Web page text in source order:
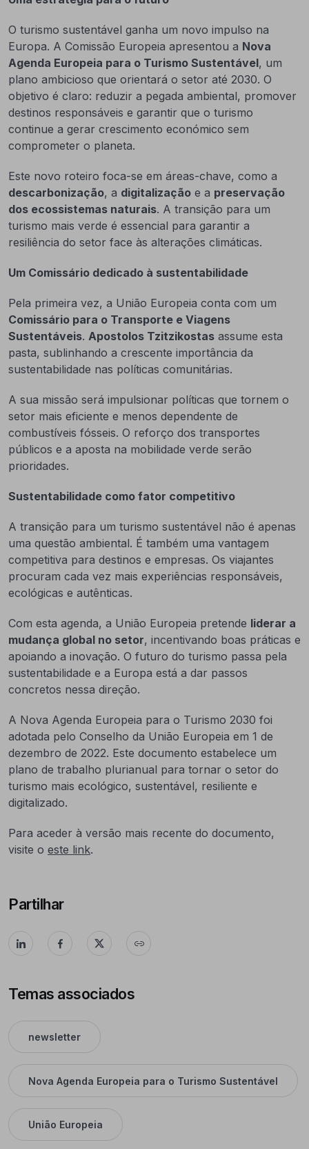
O turismo sustentável ganha um novo impulso na
Europa. A Comissão Europeia apresentou a Nova
Agenda Europeia para o Turismo Sustentável, um
plano ambicioso que orientará o setor até 2030. O
objetivo é claro: reduzir a pegada ambiental, promover
destinos responsáveis e garantir que o turismo
continue a gerar crescimento económico sem
comprometer o planeta.
Este novo roteiro foca-se em áreas-chave, como a
descarbonização, a digitalização e a preservação
dos ecossistemas naturais. A transição para um
turismo mais verde é essencial para garantir a
resiliência do setor face às alterações climáticas.
Um Comissário dedicado à sustentabilidade
Pela primeira vez, a União Europeia conta com um
Comissário para o Transporte e Viagens
Sustentáveis. Apostolos Tzitzikostas assume esta
pasta, sublinhando a crescente importância da
sustentabilidade nas políticas comunitárias.
A sua missão será impulsionar políticas que tornem o
setor mais eficiente e menos dependente de
combustíveis fósseis. O reforço dos transportes
públicos e a aposta na mobilidade verde serão
prioridades.
Sustentabilidade como fator competitivo
A transição para um turismo sustentável não é apenas
uma questão ambiental. É também uma vantagem
competitiva para destinos e empresas. Os viajantes
procuram cada vez mais experiências responsáveis,
ecológicas e autênticas.
Com esta agenda, a União Europeia pretende liderar a
mudança global no setor, incentivando boas práticas e
apoiando a inovação. O futuro do turismo passa pela
sustentabilidade e a Europa está a dar passos
concretos nessa direção.
A Nova Agenda Europeia para o Turismo 2030 foi
adotada pelo Conselho da União Europeia em 1 de
dezembro de 2022. Este documento estabelece um
plano de trabalho plurianual para tornar o setor do
turismo mais ecológico, sustentável, resiliente e
digitalizado.
Para aceder à versão mais recente do documento,
visite o este link.
Partilhar
Temas associados
newsletter
Nova Agenda Europeia para o Turismo Sustentável
União Europeia